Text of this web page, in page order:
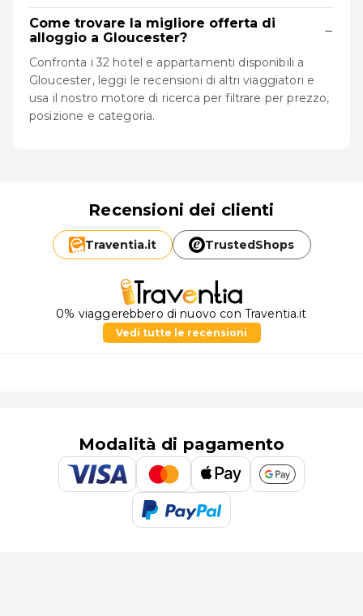
Come trovare la migliore offerta di
alloggio a Gloucester?
−
Confronta i 32 hotel e appartamenti disponibili a
Gloucester, leggi le recensioni di altri viaggiatori e
usa il nostro motore di ricerca per filtrare per prezzo,
posizione e categoria.
Recensioni dei clienti
Traventia.it TrustedShops
0% viaggerebbero di nuovo con Traventia.it
Vedi tutte le recensioni
Modalità di pagamento